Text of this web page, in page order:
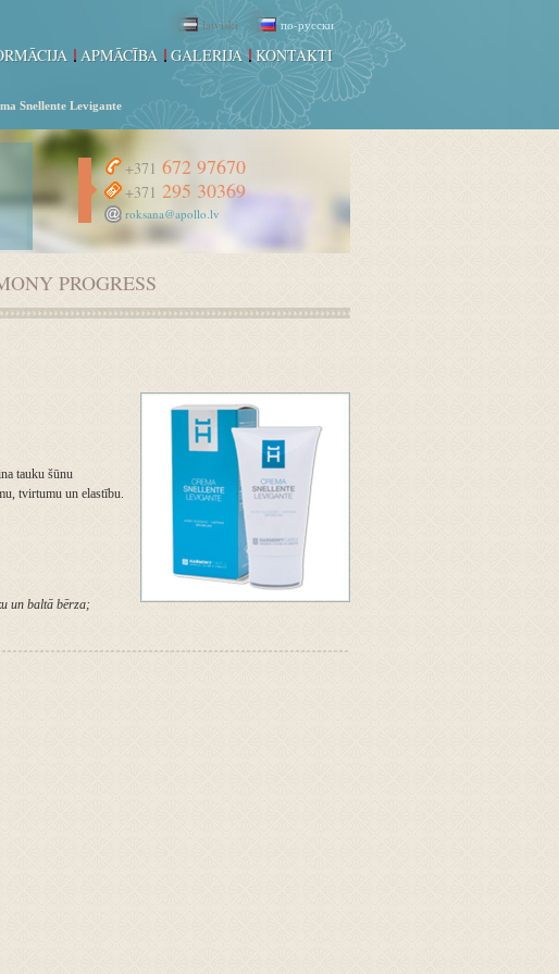
+371 672 97670
+371 295 30369
roksana@apollo.lv
Snellente Levigante
latviski по-русски
APMĀCĪBA GALERIJA KONTAKTI
PROGRESS
tauku šūnu
tvirtumu un elastību.
un baltā bērza;